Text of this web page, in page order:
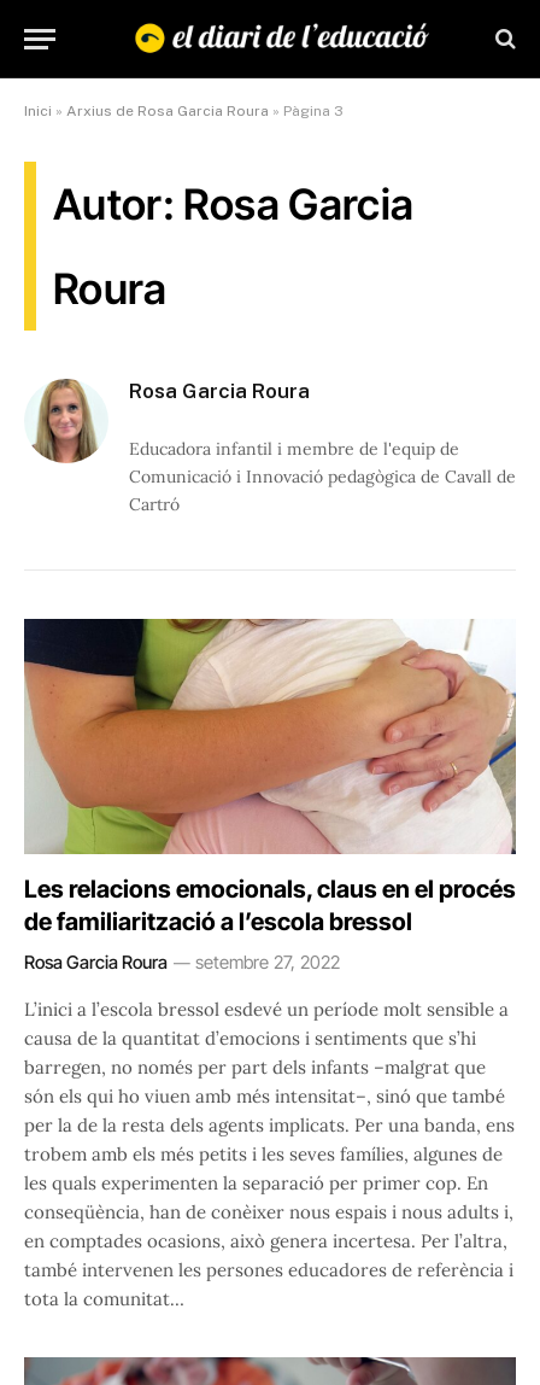
Inici » Arxius de Rosa Garcia Roura » Pàgina 3
Autor: Rosa Garcia
Roura
Rosa Garcia Roura
Educadora infantil i membre de l'equip de
Comunicació i Innovació pedagògica de Cavall de
Cartró
Les relacions emocionals, claus en el procés
de familiarització a l’escola bressol
Rosa Garcia Roura setembre 27, 2022
L’inici a l’escola bressol esdevé un període molt sensible a
causa de la quantitat d’emocions i sentiments que s’hi
barregen, no només per part dels infants –malgrat que
són els qui ho viuen amb més intensitat–, sinó que també
per la de la resta dels agents implicats. Per una banda, ens
trobem amb els més petits i les seves famílies, algunes de
les quals experimenten la separació per primer cop. En
conseqüència, han de conèixer nous espais i nous adults i,
en comptades ocasions, això genera incertesa. Per l’altra,
també intervenen les persones educadores de referència i
tota la comunitat…